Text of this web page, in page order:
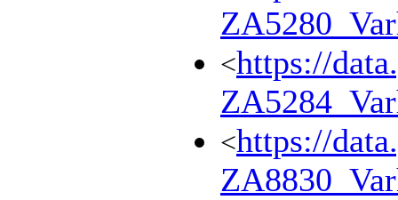
<https://
<https://